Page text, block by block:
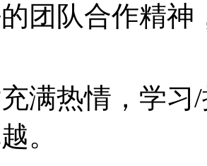
团队合作精神
满热情，学
。